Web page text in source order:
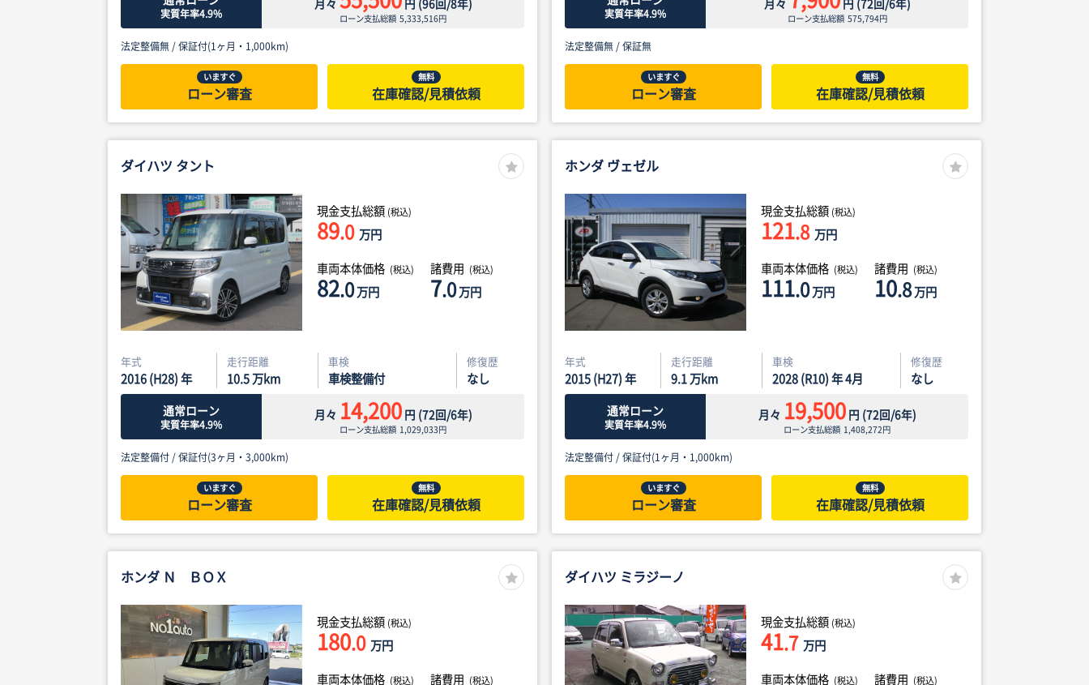
実質年率4.9%
月々 円 (96回/8年)
ローン支払総額5,333,516円
法定整備無 /保証付(1ヶ月・1,000km)
いますぐ
ローン審査
無料
在庫確認/見積依頼
実質年率4.9%
月々 円 (72回/6年)
ローン支払総額 575,794円
法定整備無 /保証無
いますぐ
ローン審査
無料
在庫確認/見積依頼
ダイハツ タント
現金支払総額 (税込)
89.0 万円
車両本体価格 (税込)
82.0万円
諸費用 (税込)
7.0万円
年式
2016 (H28) 年
走行距離
10.5万km
車検
車検整備付
修復歴
なし
通常ローン
実質年率4.9%
月々 14,200円 (72回/6年)
ローン支払総額 1,029,033円
法定整備付 /保証付(3ヶ月・3,000km)
いますぐ
ローン審査
無料
在庫確認/見積依頼
ホンダ ヴェゼル
現金支払総額 (税込)
121.8 万円
車両本体価格 (税込)
111.0万円
諸費用 (税込)
10.8万円
年式
2015 (H27) 年
走行距離
9.1万km
車検
2028 (R10) 年 4月
修復歴
なし
通常ローン
実質年率4.9%
月々 19,500円 (72回/6年)
ローン支払総額 1,408,272円
法定整備付 /保証付(1ヶ月・1,000km)
いますぐ
ローン審査
無料
在庫確認/見積依頼
ホンダ Ｎ ＢＯＸ
現金支払総額 (税込)
180.0 万円
車両本体価格 (税込) 諸費用 (税込)
ダイハツ ミラジーノ
現金支払総額 (税込)
41.7 万円
車両本体価格 (税込) 諸費用 (税込)